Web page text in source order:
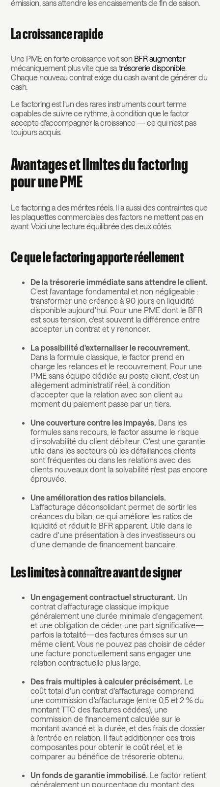
émission, sans attendre les encaissements de fin de saison.
La croissance rapide
Une PME en forte croissance voit son BFR augmenter
mécaniquement plus vite que sa trésorerie disponible.
Chaque nouveau contrat exige du cash avant de générer du
cash.
Le factoring est l'un des rares instruments court terme
capables de suivre ce rythme, à condition que le factor
accepte d'accompagner la croissance — ce qui n'est pas
toujours acquis.
Avantages et limites du factoring
pour une PME
Le factoring a des mérites réels. Il a aussi des contraintes que
les plaquettes commerciales des factors ne mettent pas en
avant. Voici une lecture équilibrée des deux côtés.
Ce que le factoring apporte réellement
De la trésorerie immédiate sans attendre le client.
C'est l'avantage fondamental et non négligeable :
transformer une créance à 90 jours en liquidité
disponible aujourd'hui. Pour une PME dont le BFR
est sous tension, c'est souvent la différence entre
accepter un contrat et y renoncer.
La possibilité d'externaliser le recouvrement.
Dans la formule classique, le factor prend en
charge les relances et le recouvrement. Pour une
PME sans équipe dédiée au poste client, c'est un
allègement administratif réel, à condition
d'accepter que la relation avec son client au
moment du paiement passe par un tiers.
Une couverture contre les impayés. Dans les
formules sans recours, le factor assume le risque
d'insolvabilité du client débiteur. C'est une garantie
utile dans les secteurs où les défaillances clients
sont fréquentes ou dans les relations avec des
clients nouveaux dont la solvabilité n'est pas encore
éprouvée.
Une amélioration des ratios bilanciels.
L'affacturage déconsolidant permet de sortir les
créances du bilan, ce qui améliore les ratios de
liquidité et réduit le BFR apparent. Utile dans le
cadre d'une présentation à des investisseurs ou
d'une demande de financement bancaire.
Les limites à connaître avant de signer
Un engagement contractuel structurant. Un
contrat d'affacturage classique implique
généralement une durée minimale d'engagement
et une obligation de céder une part significative—
parfois la totalité—des factures émises sur un
même client. Vous ne pouvez pas choisir de céder
une facture ponctuellement sans engager une
relation contractuelle plus large.
Des frais multiples à calculer précisément. Le
coût total d'un contrat d'affacturage comprend
une commission d'affacturage (entre 0,5 et 2 % du
montant TTC des factures cédées), une
commission de financement calculée sur le
montant avancé et la durée, et des frais de dossier
à l'entrée en relation. Il faut additionner ces trois
composantes pour obtenir le coût réel, et le
comparer au bénéfice de trésorerie obtenu.
Un fonds de garantie immobilisé. Le factor retient
généralement un pourcentage du montant des